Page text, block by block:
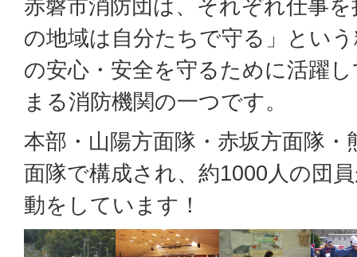
赤磐市消防団は、それぞれ仕事
の地域は自分たちで守る」とい
の安心・安全を守るために活躍
まる消防機関の一つです。
本部・山陽方面隊・赤坂方面隊・
面隊で構成され、約1000人の団
動をしています！